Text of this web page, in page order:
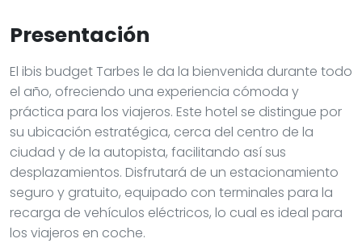
Presentación
El ibis budget Tarbes le da la bienvenida durante todo
el año, ofreciendo una experiencia cómoda y
práctica para los viajeros. Este hotel se distingue por
su ubicación estratégica, cerca del centro de la
ciudad y de la autopista, facilitando así sus
desplazamientos. Disfrutará de un estacionamiento
seguro y gratuito, equipado con terminales para la
recarga de vehículos eléctricos, lo cual es ideal para
los viajeros en coche.